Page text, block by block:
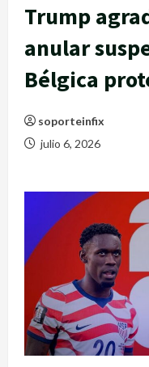
Trump
anular
Bélgica
soporteinfix
julio 6, 2026